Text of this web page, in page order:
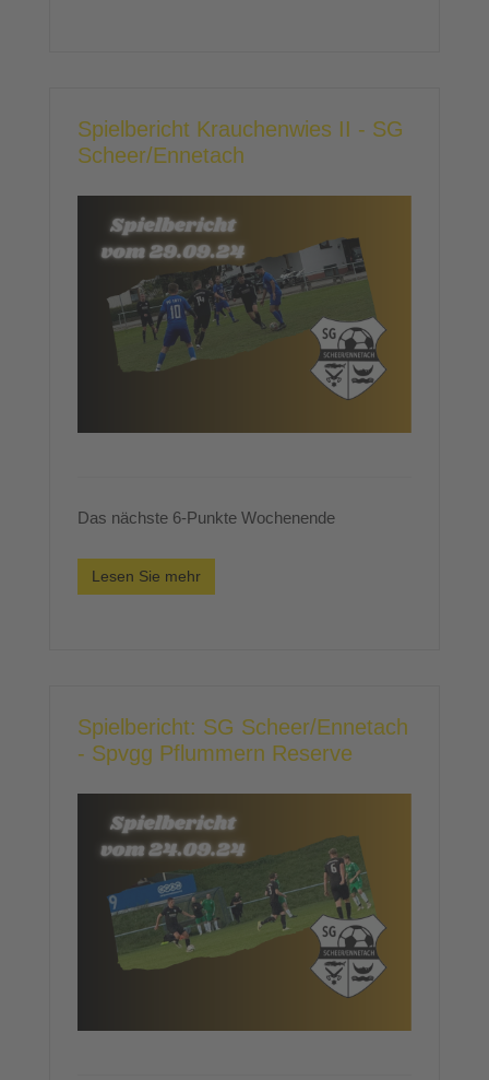
Spielbericht Krauchenwies II - SG
Scheer/Ennetach
Das nächste 6-Punkte Wochenende
Lesen Sie mehr
Spielbericht: SG Scheer/Ennetach
- Spvgg Pflummern Reserve